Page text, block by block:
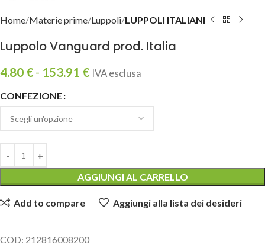
Home Materie prime Luppoli LUPPOLI ITALIANI
Luppolo Vanguard prod. Italia
4.80 € - 153.91 € IVA esclusa
CONFEZIONE
AGGIUNGI AL CARRELLO
Add to compare Aggiungi alla lista dei desideri
COD: 212816008200